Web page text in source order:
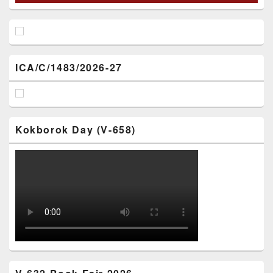
ICA/C/1483/2026-27
Kokborok Day (V-658)